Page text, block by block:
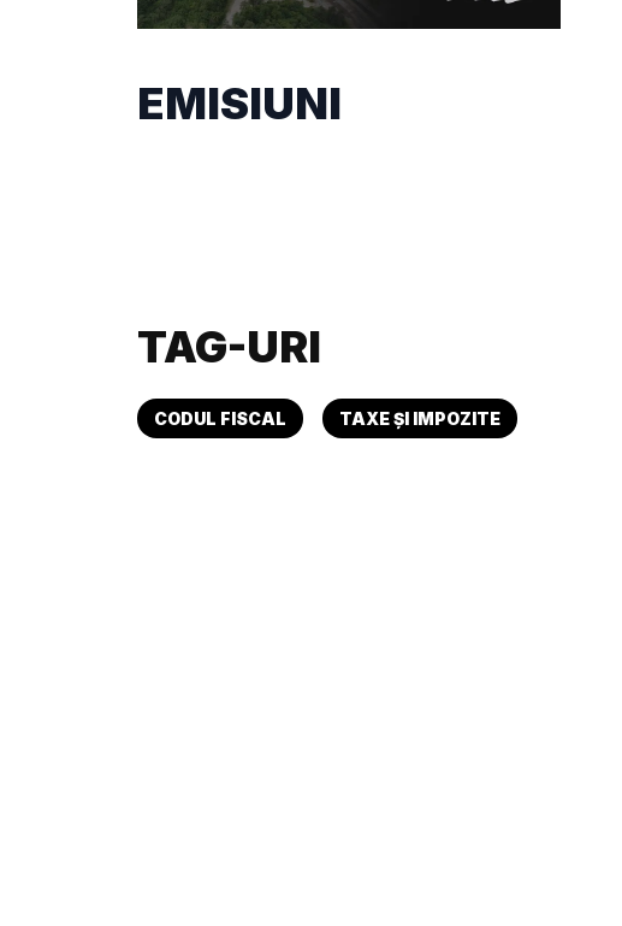
EMISIUNI
TAG-URI
CODUL FISCAL TAXE ȘI IMPOZITE